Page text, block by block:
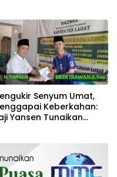
Senyum Umat,
Keberkahan:
Yansen Tunaikan